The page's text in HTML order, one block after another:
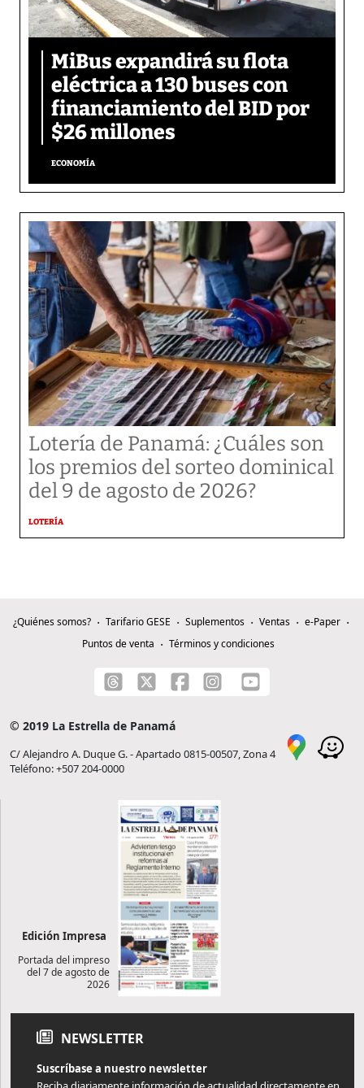
MiBus expandirá su flota
eléctrica a 130 buses con
financiamiento del BID por
$26 millones
ECONOMÍA
Lotería de Panamá: ¿Cuáles son
los premios del sorteo dominical
del 9 de agosto de 2026?
LOTERÍA
¿Quiénes somos? Tarifario GESE Suplementos Ventas
e-Paper
Puntos de venta
Términos y condiciones
© 2019 La Estrella de Panamá
C/ Alejandro A. Duque G. - Apartado 0815-00507, Zona 4
Teléfono: +507 204-0000
Edición Impresa
Portada del impreso
del 7 de agosto de
2026
NEWSLETTER
Suscríbase a nuestro newsletter